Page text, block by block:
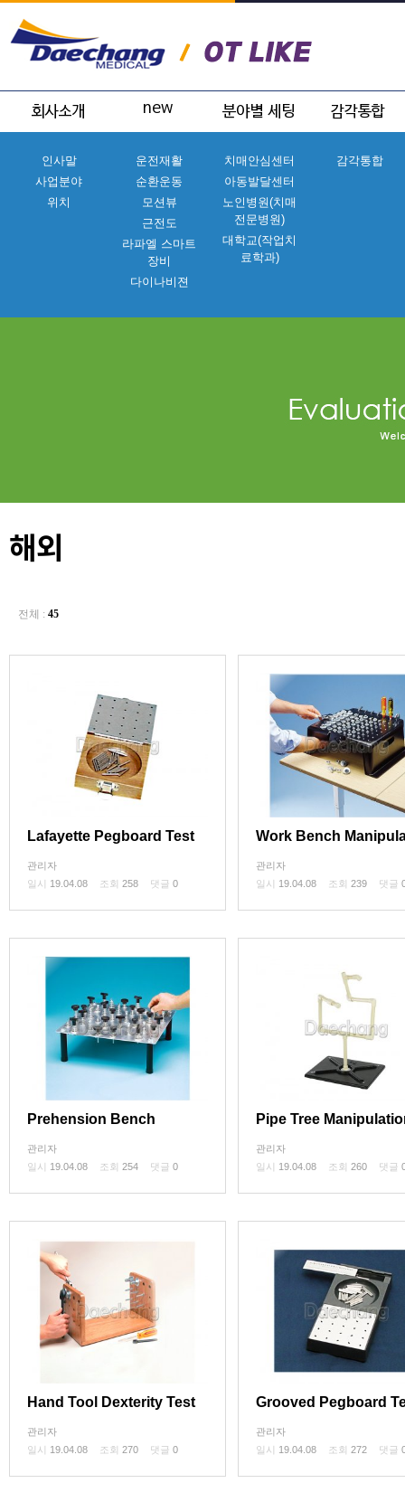
인사말
사업분야
위치
운전재활
순환운동
모션뷰
근전도
라파엘 스마트
장비
다이나비젼
치매안심센터
아동발달센터
노인병원(치매
전문병원)
대학교(작업치
료학과)
감각통합
해외
전체 : 45
Lafayette Pegboard Test
관리자
일시 19.04.08 조회 258 댓글 0
Work Bench
관리자
일시 19.04.08 조회 239 댓글
Prehension Bench
관리자
일시 19.04.08 조회 254 댓글 0
Pipe Tree
관리자
일시 19.04.08 조회 260 댓글
Hand Tool Dexterity Test
관리자
일시 19.04.08 조회 270 댓글 0
Grooved Pegboard
관리자
일시 19.04.08 조회 272 댓글